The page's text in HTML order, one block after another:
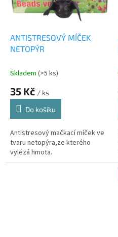
ANTISTRESOVÝ MÍČEK
NETOPÝR
Skladem (>5 ks)
35 Kč / ks
Do košíku
Antistresový mačkací míček ve
tvaru netopýra,ze kterého
vylézá hmota.